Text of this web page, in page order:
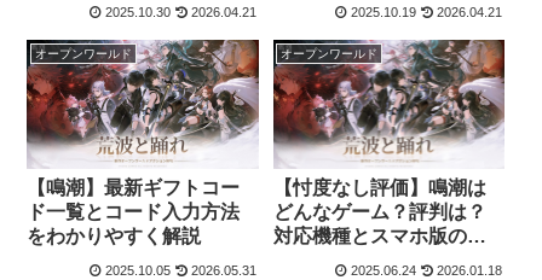
2025.10.30 2026.04.21 2025.10.19 2026.04.21
オープンワールド
【鳴潮】最新ギフトコー
ド一覧とコード入力方法
をわかりやすく解説
2025.10.05 2026.05.31
オープンワールド
【忖度なし評価】鳴潮は
どんなゲーム？評判は？
対応機種とスマホ版の違
いやギフトコード紹介
2025.06.24 2026.01.18